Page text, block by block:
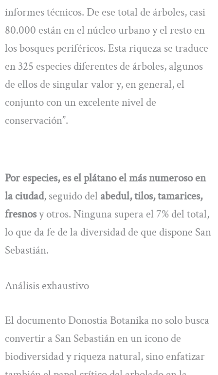
informes técnicos. De ese total de árboles, casi
80.000 están en el núcleo urbano y el resto en
los bosques periféricos. Esta riqueza se traduce
en 325 especies diferentes de árboles, algunos
de ellos de singular valor y, en general, el
conjunto con un excelente nivel de
conservación”.
Por especies, es el plátano el más numeroso en
la ciudad, seguido del abedul, tilos, tamarices,
fresnosy otros. Ninguna supera el 7% del total,
lo que da fe de la diversidad de que dispone San
Sebastián.
Análisis exhaustivo
El documento Donostia Botanika no solo busca
convertir a San Sebastián en un icono de
biodiversidad y riqueza natural, sino enfatizar